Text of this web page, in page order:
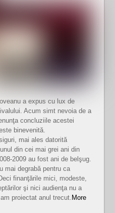
a expus cu lux de
Acum simt nevoia de a
concluziile acestei
binevenită.
mai ales datorită
din cei mai grei ani din
2009 au fost ani de belşug.
mai degrabă pentru ca
finanţările mici, modeste,
şi nici audienţa nu a
proiectat anul trecut. More